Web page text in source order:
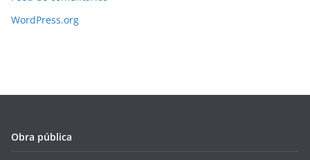
WordPress.org
Obra pública